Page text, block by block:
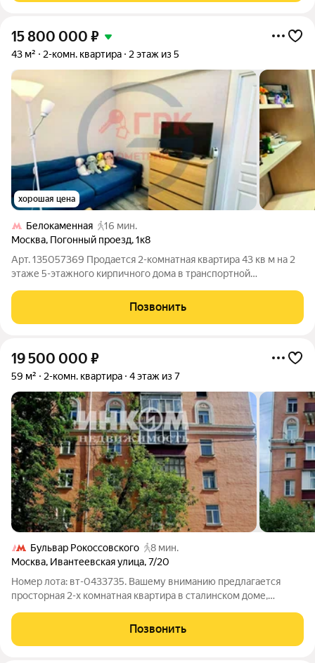
15 800 000 ₽
43 м² 2-комн. квартира 2 этаж из 5
хорошая цена
Белокаменная
16 мин.
Москва, Погонный проезд,1к8
Арт. 135057369 Продается 2-комнатная квартира 43 кв м на 2
этаже 5-этажного кирпичного дома в транспортной
Дом ведомственный. Двор утопает в зелени. О КВАРТИРЕ: -
Смежные комнаты 18 и 10.4 кв м,
Позвонить
19 500 000 ₽
59 м² 2-комн. квартира 4 этаж из 7
Бульвар Рокоссовского
8 мин.
Москва, Ивантеевская улица,7/20
Номер лота: вт-0433735. Вашему вниманию предлагается
просторная 2-х комнатная квартира в сталинском доме,
площадь 58,5 кв.м., жилая - 39 (24+15) кв.м., кухня - 8 кв.м.,
высота потолков - 3 м.,
Позвонить